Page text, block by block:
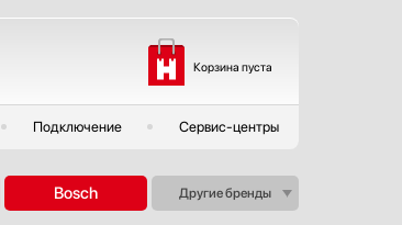
Корзина пуста
Подключение Сервис-центры
Bosch Другие бренды